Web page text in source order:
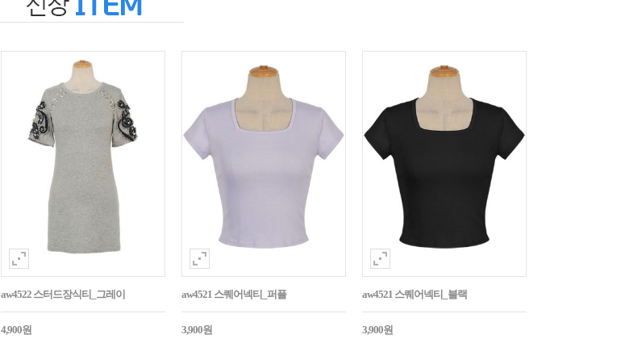
aw4522 스터드장식티_그레이
4,900원
aw4521 스퀘어넥티_퍼플
3,900원
aw4521 스퀘어넥티_블랙
3,900원